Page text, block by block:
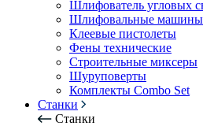
Шлифователь угловых
Шлифовальные машины
Клеевые пистолеты
Фены технические
Строительные миксеры
Шуруповерты
Комплекты Combo Set
Станки
Станки